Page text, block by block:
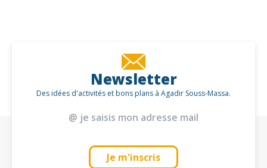
Newsletter
Des idées d'activités et bons plans à Agadir Souss-Massa.
Je m'inscris